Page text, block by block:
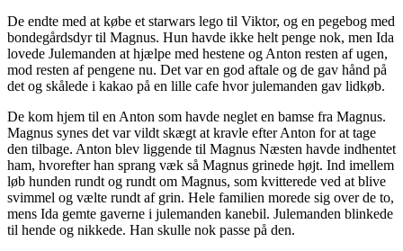
De endte med at købe et starwars lego til Viktor, og en pegebog med
bondegårdsdyr til Magnus. Hun havde ikke helt penge nok, men Ida
lovede Julemanden at hjælpe med hestene og Anton resten af ugen,
mod resten af pengene nu. Det var en god aftale og de gav hånd på
det og skålede i kakao på en lille cafe hvor julemanden gav lidkøb.
De kom hjem til en Anton som havde neglet en bamse fra Magnus.
Magnus synes det var vildt skægt at kravle efter Anton for at tage
den tilbage. Anton blev liggende til Magnus Næsten havde indhentet
ham, hvorefter han sprang væk så Magnus grinede højt. Ind imellem
løb hunden rundt og rundt om Magnus, som kvitterede ved at blive
svimmel og vælte rundt af grin. Hele familien morede sig over de to,
mens Ida gemte gaverne i julemanden kanebil. Julemanden blinkede
til hende og nikkede. Han skulle nok passe på den.